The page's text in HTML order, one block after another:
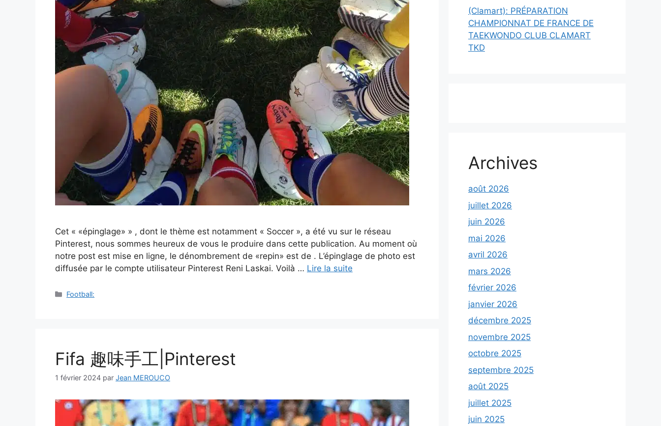
Cet « «épinglage» » , dont le thème est notamment « Soccer », a été vu sur le réseau
Pinterest, nous sommes heureux de vous le produire dans cette publication. Au moment où
notre post est mise en ligne, le dénombrement de «repin» est de . L’épinglage de photo est
diffusée par le compte utilisateur Pinterest Reni Laskai. Voilà … Lire la suite
Catégories
Football:
Fifa 趣味手工|Pinterest
1 février 2024 par Jean MEROUCO
(Clamart): PRÉPARATION
CHAMPIONNAT DE FRANCE DE
TAEKWONDO CLUB CLAMART
TKD
Archives
août 2026
juillet 2026
juin 2026
mai 2026
avril 2026
mars 2026
février 2026
janvier 2026
décembre 2025
novembre 2025
octobre 2025
septembre 2025
août 2025
juillet 2025
juin 2025